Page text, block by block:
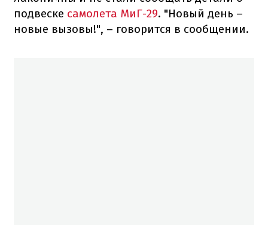
подвеске самолета МиГ-29. "Новый день –
новые вызовы!", – говорится в сообщении.